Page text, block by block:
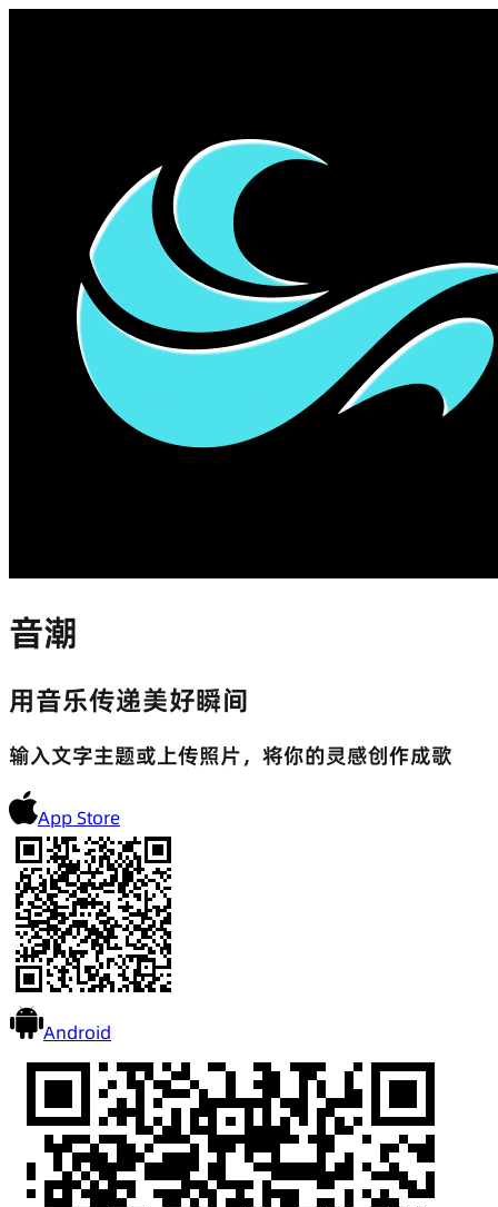
音潮
用音乐传递美好瞬间
输入文字主题或上传照片，将你的灵感创作成歌
App Store
Android